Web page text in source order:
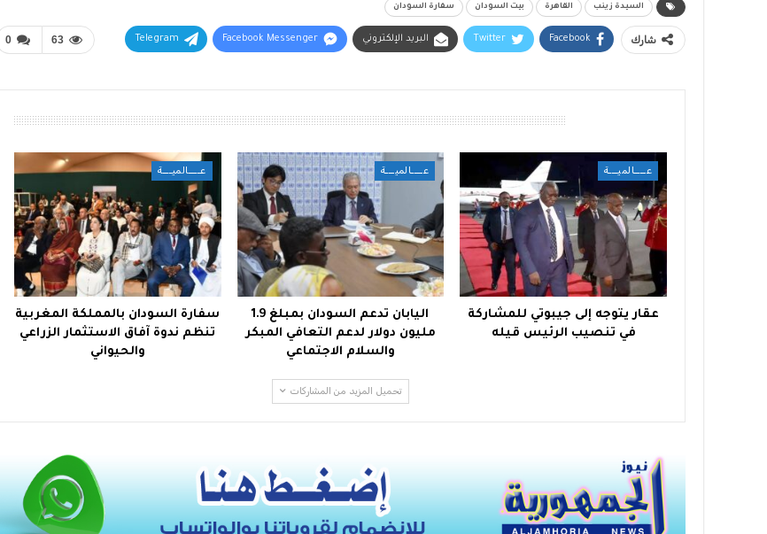
السيدة زينب القاهرة بيت السودان سفارة السودان
0 63 شارك Facebook
Twitter البريد الإلكتروني Facebook Messenger
Telegram
عــــالميـــة
عقار يتوجه إلى جيبوتي للمشاركة
في تنصيب الرئيس قيله
عــــالميـــة
اليابان تدعم السودان بمبلغ 1.9
مليون دولار لدعم التعافي المبكر
والسلام الاجتماعي
عــــالميـــة
سفارة السودان بالمملكة المغربية
تنظم ندوة آفاق الاستثمار الزراعي
والحيواني
تحميل المزيد من المشاركات